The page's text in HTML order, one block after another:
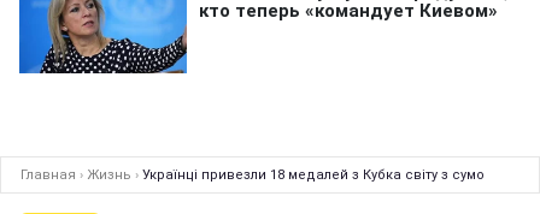
Главная › Жизнь › Українці привезли 18 медалей з Кубка світу з сумо